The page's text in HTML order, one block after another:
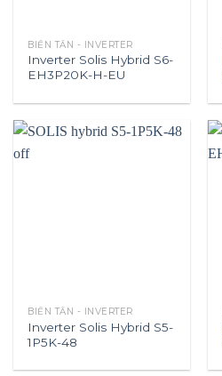
BIẾN TẦN - INVERTER
Inverter Solis Hybrid S6-
EH3P20K-H-EU
BIẾN TẦN - INVERTER
Inverter Solis Hybrid S5-
1P5K-48